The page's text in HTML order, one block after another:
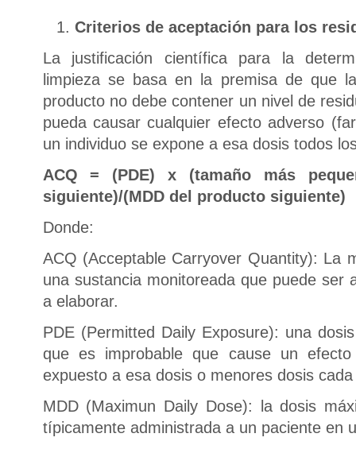
Criterios de aceptación para los
La justificación científica para la
limpieza se basa en la premisa de que
producto no debe contener un nivel de
pueda causar cualquier efecto adverso
un individuo se expone a esa dosis todos
ACQ = (PDE) x (tamaño más
siguiente)/(MDD del producto siguiente)
Donde:
ACQ (Acceptable Carryover Quantity): La
una sustancia monitoreada que puede ser
a elaborar.
PDE (Permitted Daily Exposure): una
que es improbable que cause un
expuesto a esa dosis o menores dosis
MDD (Maximun Daily Dose): la dosis
típicamente administrada a un paciente en